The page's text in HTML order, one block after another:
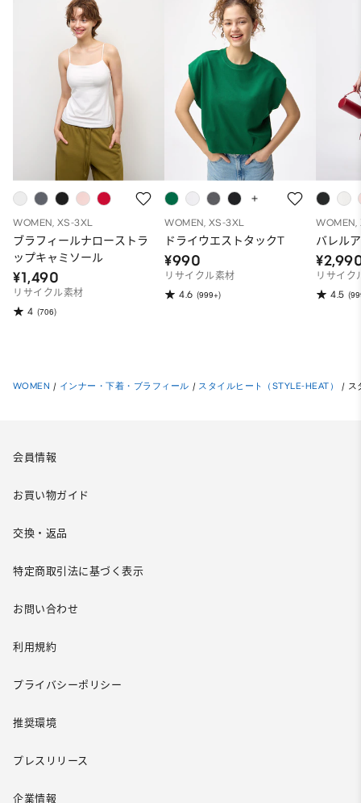
WOMEN, XS-3XL
ブラフィールナローストラ
ップキャミソール
¥1,490
リサイクル素材
4 (706)
WOMEN, XS-3XL
ドライウエストタックT
¥990
リサイクル素材
4.6 (999+)
WOMEN,
バレル
リサイク
4.5
WOMEN / インナー・下着・ブラフィール / スタイルヒート（STYLE-HEAT） / ス
会員情報
お買い物ガイド
交換・返品
特定商取引法に基づく表示
お問い合わせ
利用規約
プライバシーポリシー
推奨環境
プレスリリース
企業情報